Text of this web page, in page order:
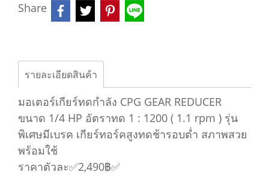
Share
รายละเอียดสินค้า
มอเตอร์เกียร์ทดกำลัง CPG GEAR REDUCER
ขนาด 1/4 HP อัตราทด 1 : 1200 ( 1.1 rpm ) รุ่น
พิเศษมีเบรค เกียร์ทอร์คสูงทดช้ารอบต่ำ สภาพสวย
พร้อมใช้
ราคาตัวละ✅2,490฿✅